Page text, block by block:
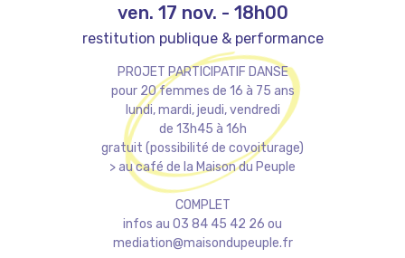
ven. 17 nov. - 18h00
restitution publique & performance
PROJET PARTICIPATIF DANSE
pour 20 femmes de 16 à 75 ans
lundi, mardi, jeudi, vendredi
de 13h45 à 16h
gratuit (possibilité de covoiturage)
> au café de la Maison du Peuple
COMPLET
infos au 03 84 45 42 26 ou
mediation@maisondupeuple.fr